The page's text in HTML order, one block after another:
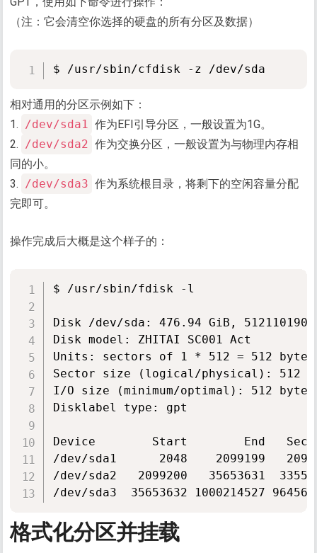
（注：它会清空你选择的硬盘的所有分区及数据）
相对通用的分区示例如下：
1. /dev/sda1 作为EFI引导分区，一般设置为1G。
2. /dev/sda2 作为交换分区，一般设置为与物理内存相
同的小。
3. /dev/sda3 作为系统根目录，将剩下的空闲容量分配
完即可。
操作完成后大概是这个样子的：
$ /usr/sbin/fdisk -l
Disk /dev/sda: 476.94 GiB,
Disk model: ZHITAI SC001 Act
Units: sectors of 1 * 512 = 512 bytes
Sector size (logical/physical): 512
I/O size (minimum/optimal): 512
Disklabel type: gpt
Device        Start        End
/dev/sda1      2048    2099199
/dev/sda2   2099200   35653631
格式化分区并挂载